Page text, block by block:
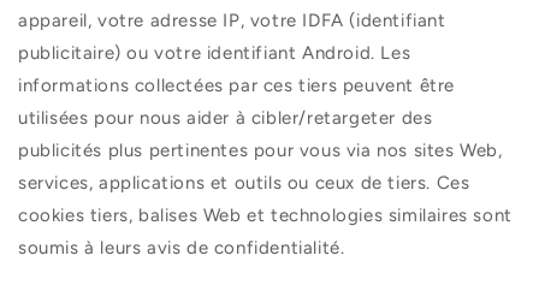
appareil, votre adresse IP, votre IDFA (identifiant
publicitaire) ou votre identifiant Android. Les
informations collectées par ces tiers peuvent être
utilisées pour nous aider à cibler/retargeter des
publicités plus pertinentes pour vous via nos sites Web,
services, applications et outils ou ceux de tiers. Ces
cookies tiers, balises Web et technologies similaires sont
soumis à leurs avis de confidentialité.